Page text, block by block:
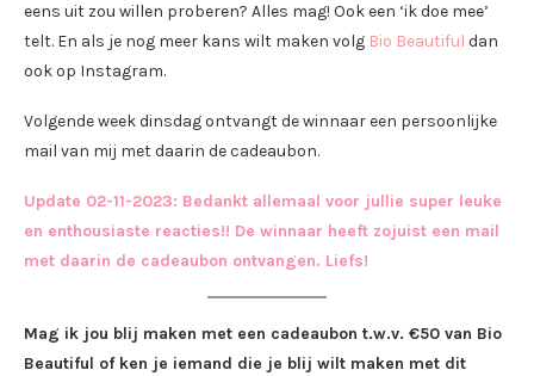
eens uit zou willen proberen? Alles mag! Ook een ‘ik doe mee’
telt. En als je nog meer kans wilt maken volg Bio Beautiful dan
ook op Instagram.
Volgende week dinsdag ontvangt de winnaar een persoonlijke
mail van mij met daarin de cadeaubon.
Update 02-11-2023: Bedankt allemaal voor jullie super leuke
en enthousiaste reacties!! De winnaar heeft zojuist een mail
met daarin de cadeaubon ontvangen. Liefs!
Mag ik jou blij maken met een cadeaubon t.w.v. €50 van Bio
Beautiful of ken je iemand die je blij wilt maken met dit